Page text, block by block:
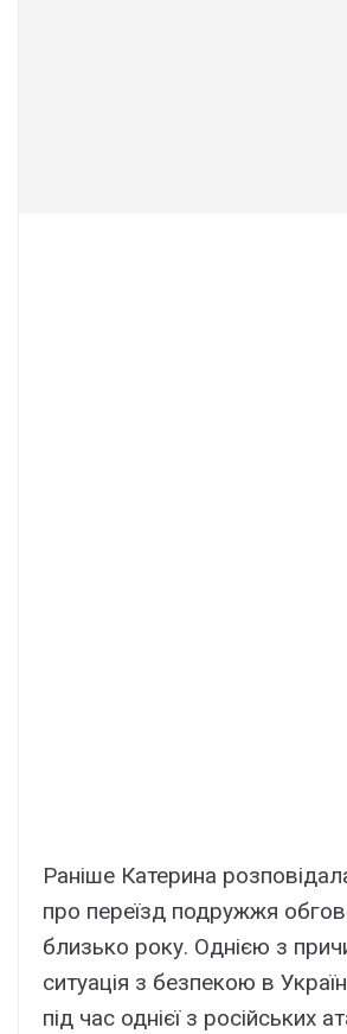
Раніше Катерина
про переїзд подружжя
близько року. Однією з
ситуація з безпекою в
під час однієї з російських